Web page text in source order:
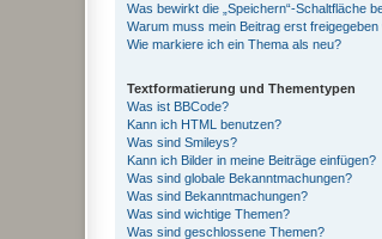
Was bewirkt die „Speichern“-Schaltfläche
Warum muss mein Beitrag erst freigegeben
Wie markiere ich ein Thema als neu?
Textformatierung und Thementypen
Was ist BBCode?
Kann ich HTML benutzen?
Was sind Smileys?
Kann ich Bilder in meine Beiträge einfügen?
Was sind globale Bekanntmachungen?
Was sind Bekanntmachungen?
Was sind wichtige Themen?
Was sind geschlossene Themen?